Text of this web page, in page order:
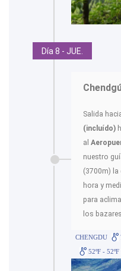
Día 8 - JUE.
Salida
(incluído)
al
nuestro
(3700m) la
hora y
para
los
CHENGDU
52ºF - 52ºF